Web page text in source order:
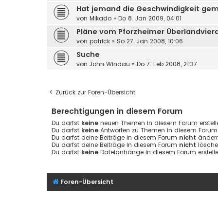
Hat jemand die Geschwindigkeit
von Mikado » Do 8. Jan 2009, 04:01
Pläne vom Pforzheimer
von patrick » So 27. Jan 2008, 10:06
Suche
von John Windau » Do 7. Feb 2008, 21:37
Zurück zur Foren-Übersicht
Berechtigungen in diesem Forum
Du darfst keine neuen Themen in diesem Forum
Du darfst keine Antworten zu Themen in diesem
Du darfst deine Beiträge in diesem Forum nicht
Du darfst deine Beiträge in diesem Forum nicht
Du darfst keine Dateianhänge in diesem Forum
Foren-Übersicht